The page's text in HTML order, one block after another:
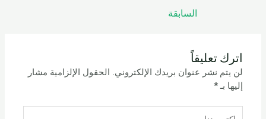
السابقة
اترك تعليقاً
لن يتم نشر عنوان بريدك الإلكتروني. الحقول الإلزامية مشار
إليها بـ*